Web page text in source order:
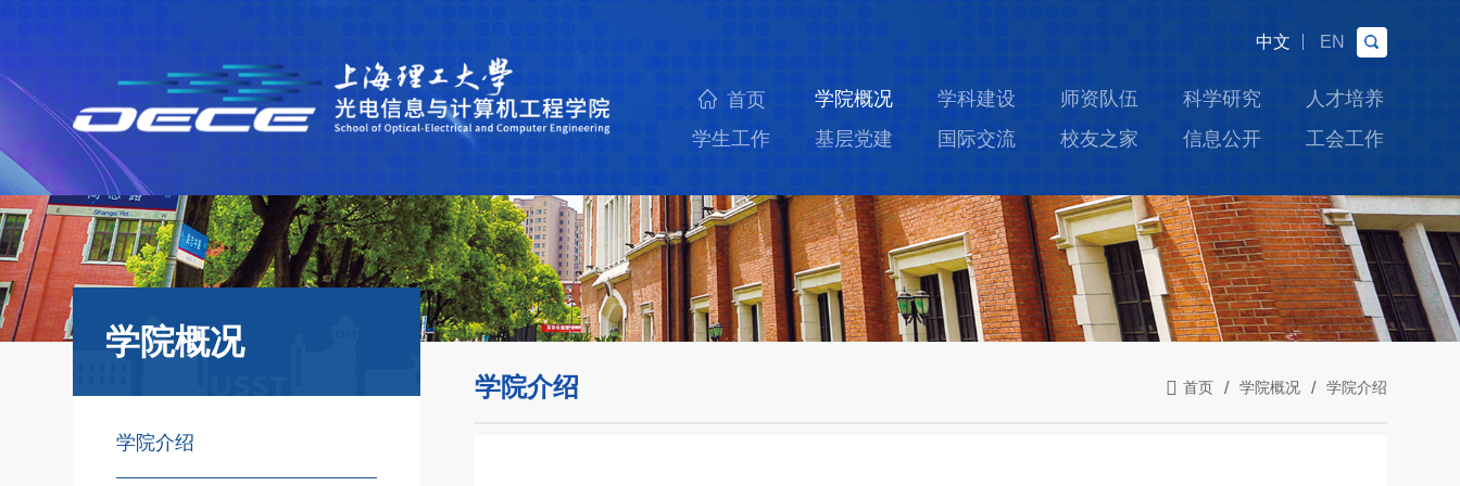
中文 EN
首页 学院概况 学科建设 师资队伍 科学研究
人才培养
学生工作
基层党建 国际交流 校友之家 信息公开 工会工作
学院概况
学院介绍
学院介绍 首页 学院概况 学院介绍